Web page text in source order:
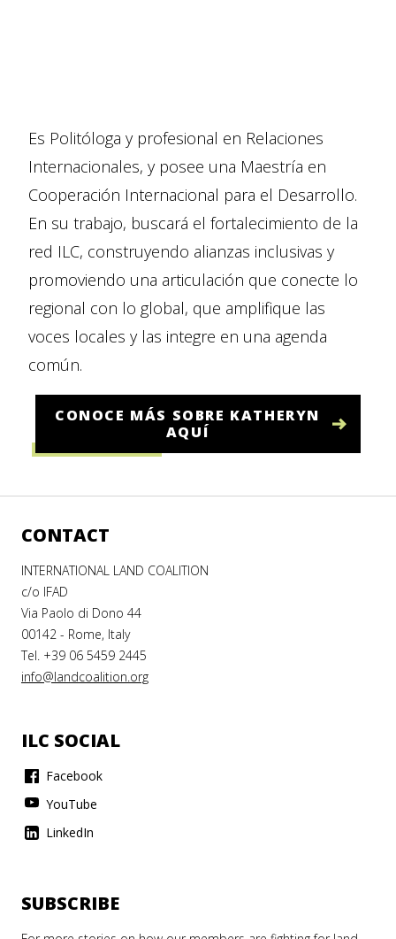
Es Politóloga y profesional en Relaciones
Internacionales, y posee una Maestría en
Cooperación Internacional para el Desarrollo.
En su trabajo, buscará el fortalecimiento de la
red ILC, construyendo alianzas inclusivas y
promoviendo una articulación que conecte lo
regional con lo global, que amplifique las
voces locales y las integre en una agenda
común.
CONOCE MÁS SOBRE KATHERYN
AQUÍ
CONTACT
INTERNATIONAL LAND COALITION
c/o IFAD
Via Paolo di Dono 44
00142 - Rome, Italy
Tel. +39 06 5459 2445
info@landcoalition.org
ILC SOCIAL
Facebook
YouTube
LinkedIn
SUBSCRIBE